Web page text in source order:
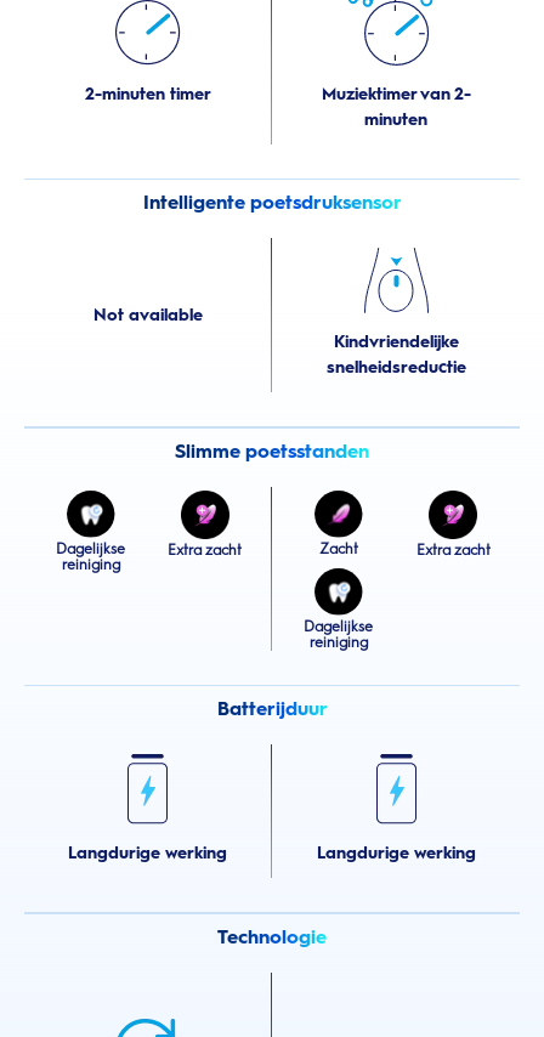
2-minuten timer
Muziektimer van 2-
minuten
Intelligente poetsdruksensor
Not available
Kindvriendelijke
snelheidsreductie
Slimme poetsstanden
Dagelijkse
reiniging
Extra zacht Zacht Extra zacht
Dagelijkse
reiniging
Batterijduur
Langdurige werking Langdurige werking
Technologie